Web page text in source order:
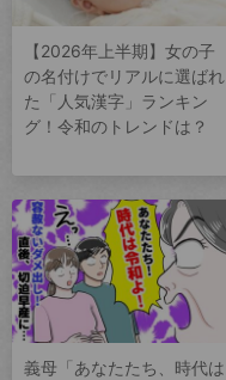
【2026年上半期】女の子
の名付けでリアルに選ばれ
た「人気漢字」ランキン
グ！令和のトレンドは？
義母「あなたたち、時代は